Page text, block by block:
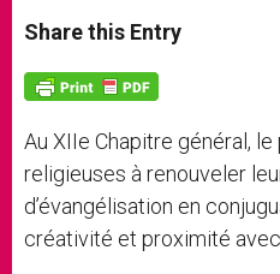
t
s
p
p
s
e
g
e
e
b
o
k
Share this Entry
Au XIIe Chapitre général,
religieuses à renouveler
d’évangélisation en
créativité et proximité avec